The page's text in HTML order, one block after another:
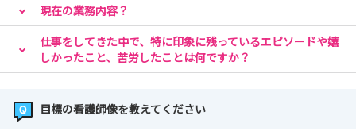
現在の業務内容？
仕事をしてきた中で、特に印象に残っているエピソードや嬉
しかったこと、苦労したことは何ですか？
目標の看護師像を教えてください